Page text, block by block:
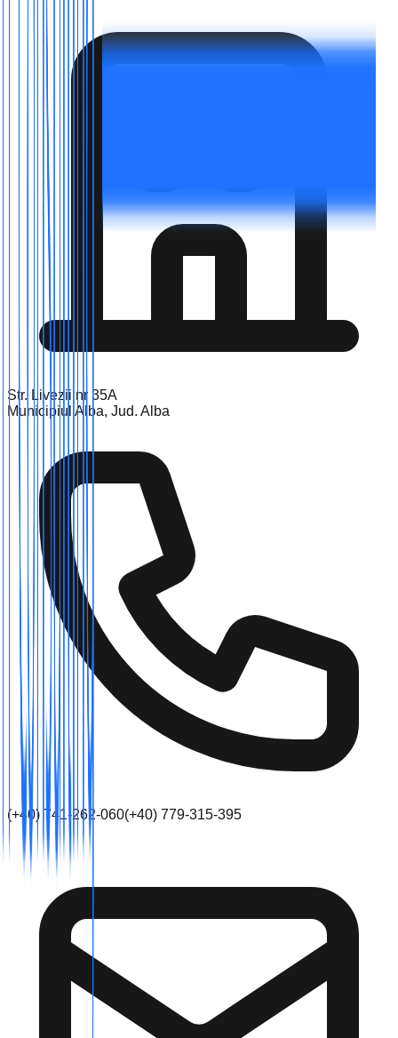
Str. Livezii nr 35A
Municipiul Alba, Jud. Alba
(+40) 741-262-060(+40) 779-315-395